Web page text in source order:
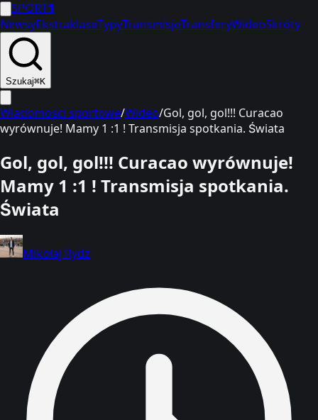
SPORT1
NewsyEkstraklasaTypyTransmisjeTransferyWideoSkróty
Szukaj⌘K
Wiadomości sportowe/Wideo/Gol, gol, gol!!! Curacao
wyrównuje! Mamy 1 :1 ! Transmisja spotkania. Świata
Gol, gol, gol!!! Curacao wyrównuje!
Mamy 1 :1 ! Transmisja spotkania.
Świata
Mikołaj Rydz